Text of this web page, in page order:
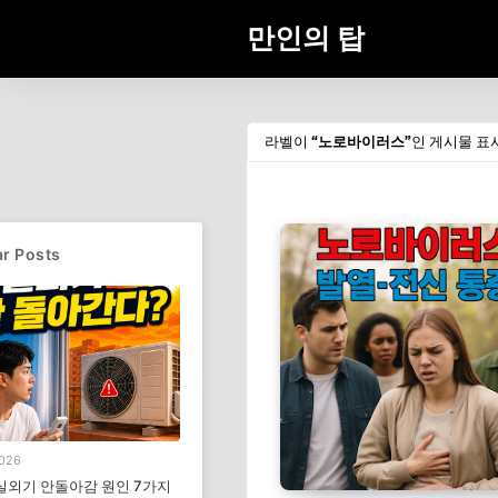
만인의 탑
라벨이 노로바이러스 인 게시물 표
Posts
외기 안돌아감 원인 7가지